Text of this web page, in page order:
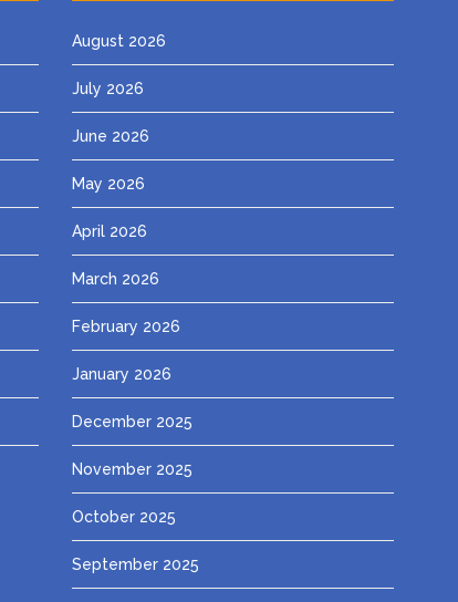
August 2026
July 2026
June 2026
May 2026
April 2026
March 2026
February 2026
January 2026
December 2025
November 2025
October 2025
September 2025